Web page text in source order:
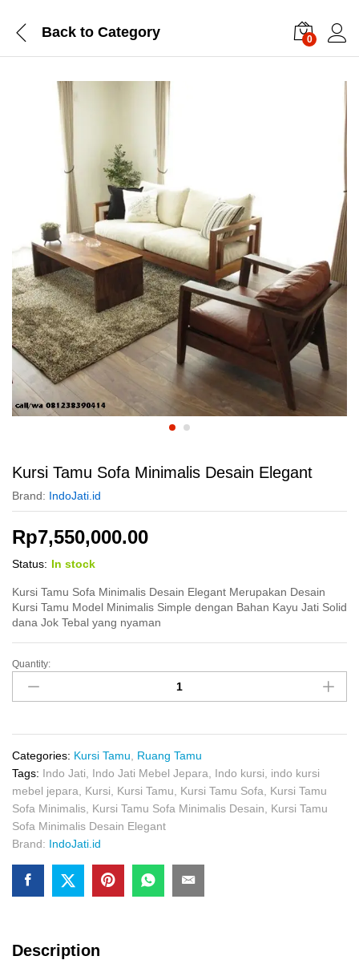
Back to Category 0
Kursi Tamu Sofa Minimalis Desain Elegant
Brand: IndoJati.id
Rp7,550,000.00
Status: In stock
Kursi Tamu Sofa Minimalis Desain Elegant Merupakan Desain
Kursi Tamu Model Minimalis Simple dengan Bahan Kayu Jati Solid
dana Jok Tebal yang nyaman
Kursi
Tamu
Sofa
Desain
Elegant
quantity
Quantity:
Categories: Kursi Tamu
Ruang Tamu
Tags: Indo Jati Indo Jati Mebel Jepara Indo kursi
indo kursi
mebel jepara
Kursi Kursi Tamu Kursi Tamu Sofa
Kursi Tamu
Sofa Minimalis Kursi Tamu Sofa Minimalis Desain
Kursi Tamu
Sofa Minimalis Desain Elegant
Brand: IndoJati.id
Description